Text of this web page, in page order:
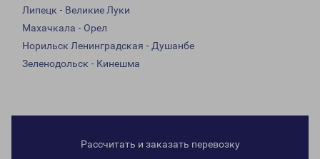
Липецк - Великие Луки
Махачкала - Орел
Норильск Ленинградская - Душанбе
Зеленодольск - Кинешма
Рассчитать и заказать перевозку